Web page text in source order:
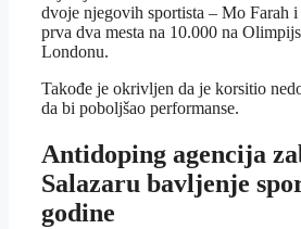
dvoje njegovih sportista – Mo Farah
prva dva mesta na 10.000 na
Londonu.
Takođe je okrivljen da je korsitio
da bi poboljšao performanse.
Antidoping agencija
Salazaru bavljenje
godine